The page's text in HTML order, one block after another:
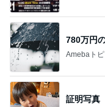
780万円
Amebaト
証明写真